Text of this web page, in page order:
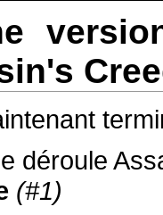
déroule
(#1)